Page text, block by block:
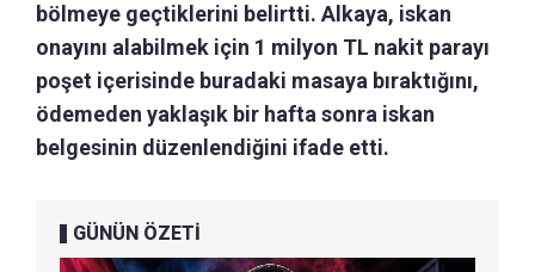
bölmeye geçtiklerini belirtti. Alkaya, iskan
onayını alabilmek için 1 milyon TL nakit parayı
poşet içerisinde buradaki masaya bıraktığını,
ödemeden yaklaşık bir hafta sonra iskan
belgesinin düzenlendiğini ifade etti.
GÜNÜN ÖZETİ